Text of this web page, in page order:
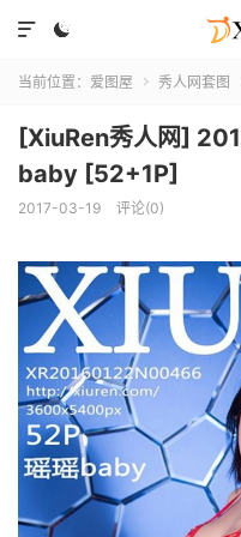


当前位置： 爱图屋  秀人网套图
[XiuRen秀人网]
baby [52+1P]
2017-03-19 评论(0)